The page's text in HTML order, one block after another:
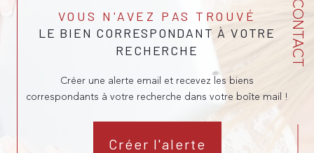
CONTACT
VOUS N'AVEZ PAS TROUVÉ
LE BIEN CORRESPONDANT À VOTRE
RECHERCHE
Créer une alerte email et recevez les biens
correspondants à votre recherche dans votre boîte mail !
Créer l'alerte